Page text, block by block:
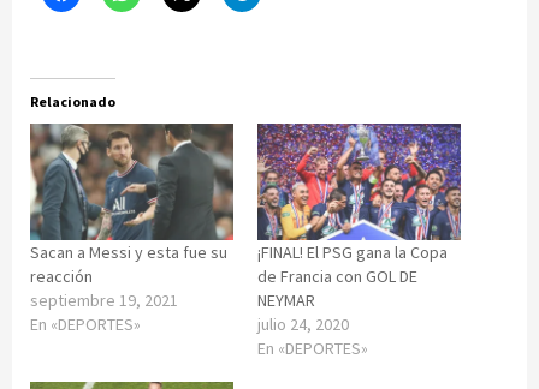
Relacionado
Sacan a Messi y esta fue su
reacción
septiembre 19, 2021
En «DEPORTES»
¡FINAL! El PSG gana la Copa
de Francia con GOL DE
NEYMAR
julio 24, 2020
En «DEPORTES»